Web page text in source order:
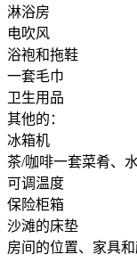
淋浴房
电吹风
浴袍和拖鞋
一套毛巾
卫生用品
其他的：
冰箱机
茶/咖啡一套菜肴、
可调温度
保险柜箱
沙滩的床垫
房间的位置、家具